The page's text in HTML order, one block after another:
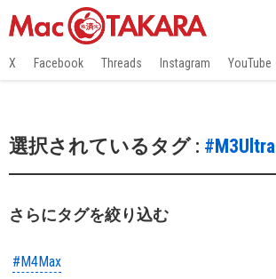
X Facebook Threads Instagram YouTube
選択されているタグ : #M3Ultra
さらにタグを絞り込む
#M4Max